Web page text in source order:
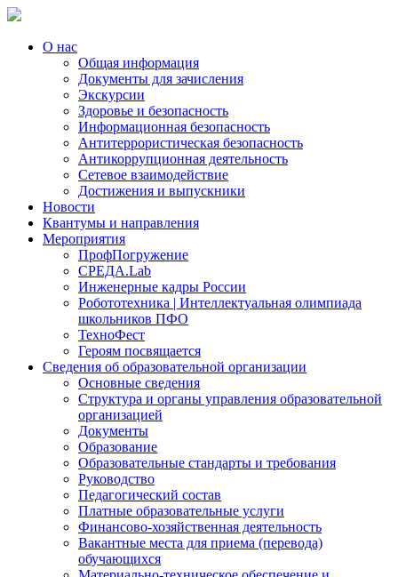
О нас
Общая информация
Документы для зачисления
Экскурсии
Здоровье и безопасность
Информационная безопасность
Антитеррористическая безопасность
Антикоррупционная деятельность
Сетевое взаимодействие
Достижения и выпускники
Новости
Квантумы и направления
Мероприятия
ПрофПогружение
СРЕДА.Lab
Инженерные кадры России
Робототехника | Интеллектуальная олимпиада
школьников ПФО
ТехноФест
Героям посвящается
Сведения об образовательной организации
Основные сведения
Структура и органы управления образовательной
организацией
Документы
Образование
Образовательные стандарты и требования
Руководство
Педагогический состав
Платные образовательные услуги
Финансово-хозяйственная деятельность
Вакантные места для приема (перевода)
обучающихся